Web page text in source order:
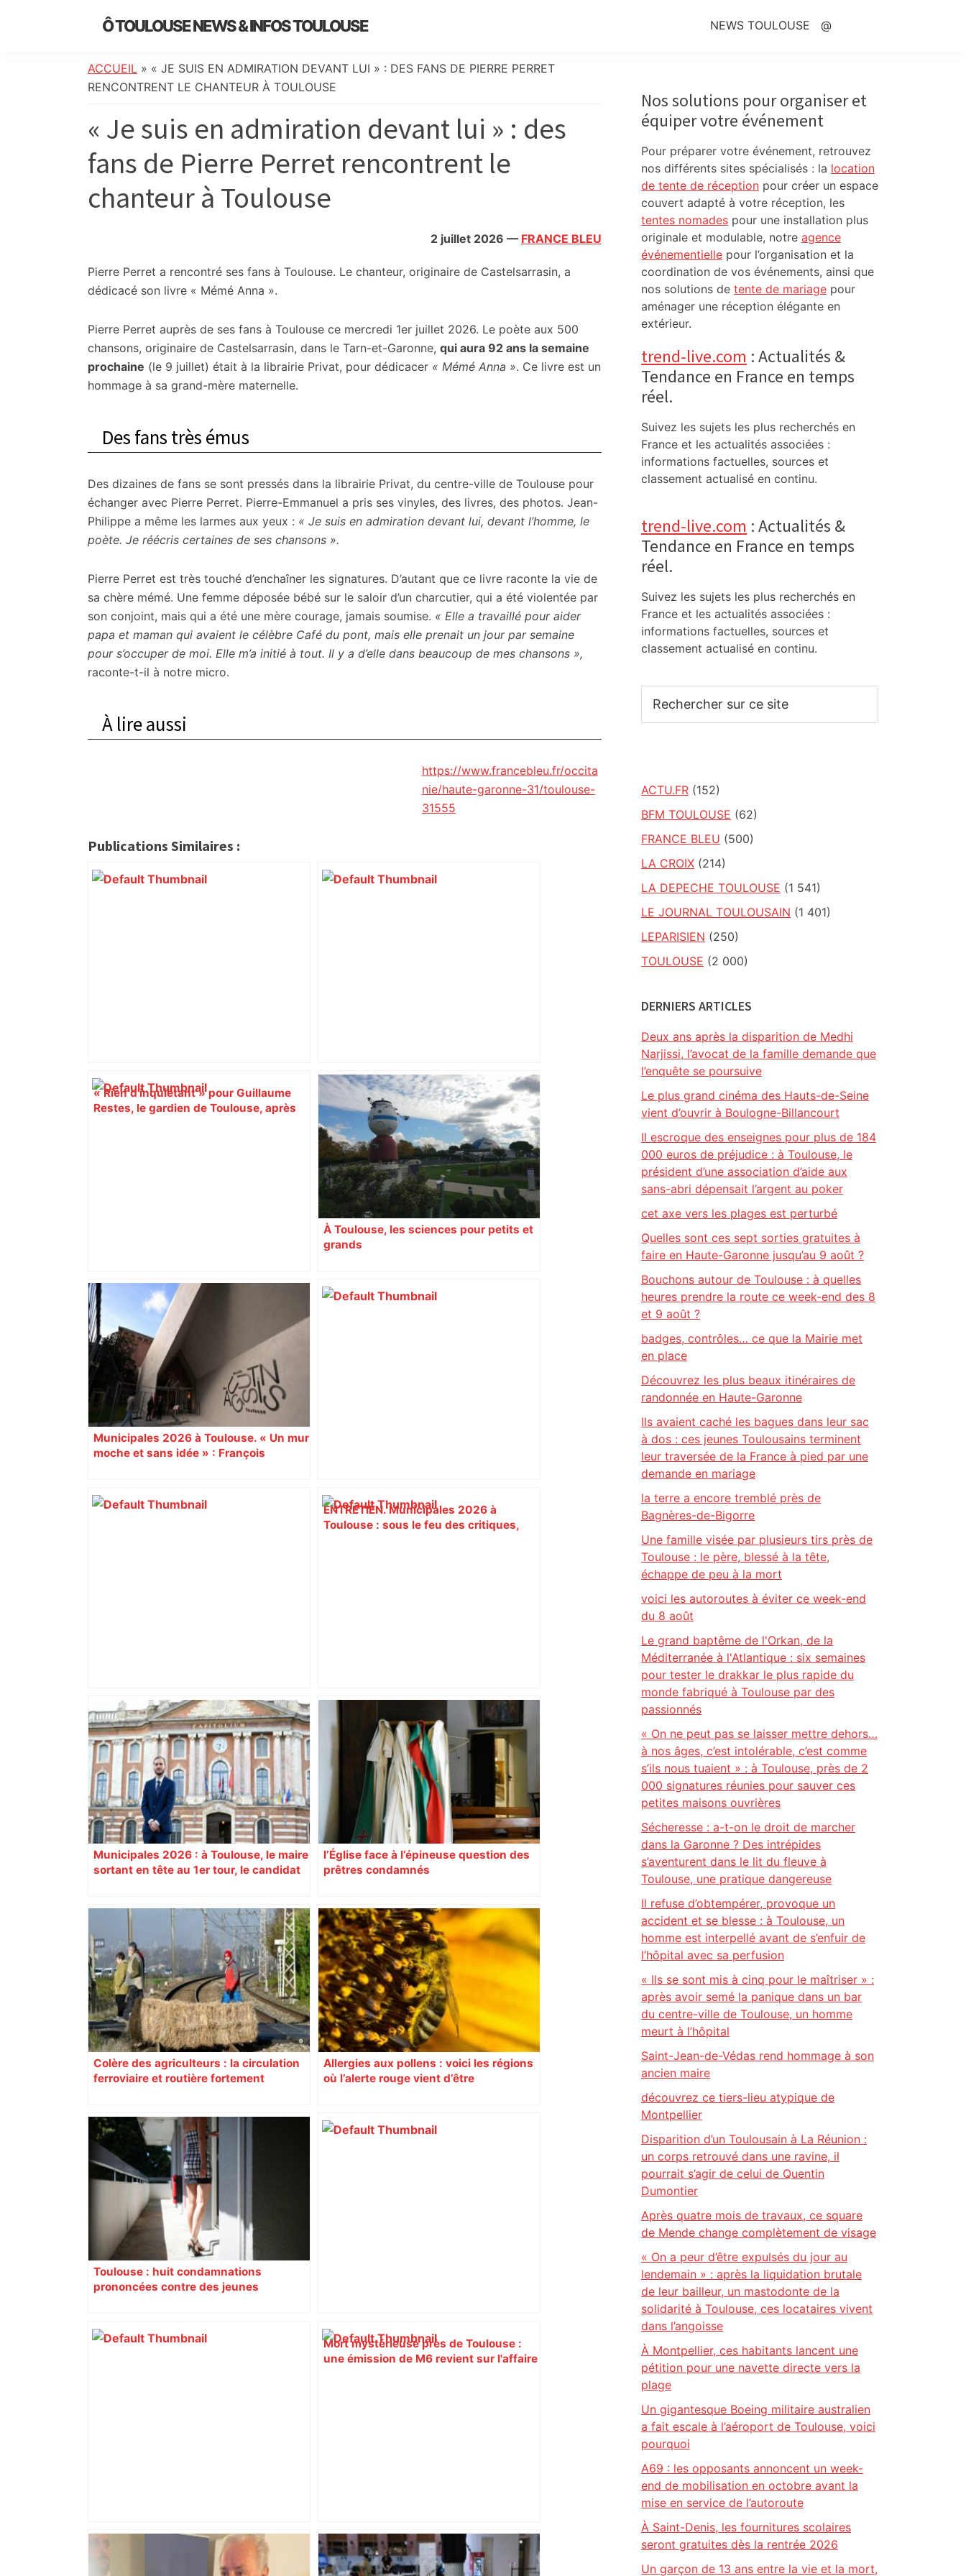
Ô TOULOUSE NEWS & INFOS TOULOUSE
de
l’actualité
info
locale,
société,
culture,
politique,
divers
et
citoyennes
NEWS TOULOUSE @
ACCUEIL » « JE SUIS EN ADMIRATION DEVANT LUI » : DES FANS DE PIERRE PERRET
RENCONTRENT LE CHANTEUR À TOULOUSE
« Je suis en admiration devant lui » : des
fans de Pierre Perret rencontrent le
chanteur à Toulouse
2 juillet 2026 — FRANCE BLEU
Pierre Perret a rencontré ses fans à Toulouse. Le chanteur, originaire de Castelsarrasin, a
dédicacé son livre « Mémé Anna ».
Pierre Perret auprès de ses fans à Toulouse ce mercredi 1er juillet 2026. Le poète aux 500
chansons, originaire de Castelsarrasin, dans le Tarn-et-Garonne, qui aura 92 ans la semaine
prochaine (le 9 juillet) était à la librairie Privat, pour dédicacer « Mémé Anna ». Ce livre est un
hommage à sa grand-mère maternelle.
Des fans très émus
Des dizaines de fans se sont pressés dans la librairie Privat, du centre-ville de Toulouse pour
échanger avec Pierre Perret. Pierre-Emmanuel a pris ses vinyles, des livres, des photos. Jean-
Philippe a même les larmes aux yeux : « Je suis en admiration devant lui, devant l’homme, le
poète. Je réécris certaines de ses chansons ».
Pierre Perret est très touché d’enchaîner les signatures. D’autant que ce livre raconte la vie de
sa chère mémé. Une femme déposée bébé sur le saloir d’un charcutier, qui a été violentée par
son conjoint, mais qui a été une mère courage, jamais soumise. « Elle a travaillé pour aider
papa et maman qui avaient le célèbre Café du pont, mais elle prenait un jour par semaine
pour s’occuper de moi. Elle m’a initié à tout. Il y a d’elle dans beaucoup de mes chansons »,
raconte-t-il à notre micro.
À lire aussi
https://www.francebleu.fr/occita
nie/haute-garonne-31/toulouse-
31555
Publications Similaires :
« Rien d'inquiétant » pour Guillaume
Restes, le gardien de Toulouse, après
Près de Toulouse : dans cette zone
économique, un axe majeur va être
fermé en fin de soirée, voici les
déviations – Actu.fr
"C'est la reprise des bouchons et c'est
horrible", plus de 17 km de
ralentissements autour de Toulouse ce
jeudi matin, on vous donne les
secteurs à éviter – ladepeche.fr
À Toulouse, les sciences pour petits et
grands
Municipales 2026 à Toulouse. « Un mur
moche et sans idée » : François
Augustins
ENTRETIEN. Municipales 2026 à
Toulouse : sous le feu des critiques,
"C’est l’une des plus fortes
fréquentations du circuit" : Toulouse
est-elle la capitale du poker amateur –
ladepeche.fr
Après la fusion avec la liste PS
Toulouse, le candidat LFI salue "une
dynamique qui nous oblige à la
responsabilité" – Franceinfo
Municipales 2026 : à Toulouse, le maire
sortant en tête au 1er tour, le candidat
l’Église face à l’épineuse question des
prêtres condamnés
Colère des agriculteurs : la circulation
ferroviaire et routière fortement
Allergies aux pollens : voici les régions
où l’alerte rouge vient d’être
Toulouse : huit condamnations
prononcées contre des jeunes
Mort mystérieuse près de Toulouse :
une émission de M6 revient sur l'affaire
Alliance PS/LFI à Toulouse : Marc
Sztulman claque la porte – RMC
Un homme de 39 ans déboule au
commissariat de Toulouse et s’accuse
Sidebar
Nos solutions pour organiser et
équiper votre événement
Pour préparer votre événement, retrouvez
nos différents sites spécialisés : la location
de tente de réception pour créer un espace
couvert adapté à votre réception, les
tentes nomades pour une installation plus
originale et modulable, notre agence
événementielle pour l’organisation et la
coordination de vos événements, ainsi que
nos solutions de tente de mariage pour
aménager une réception élégante en
extérieur.
trend-live.com : Actualités &
Tendance en France en temps
réel.
Suivez les sujets les plus recherchés en
France et les actualités associées :
informations factuelles, sources et
classement actualisé en continu.
trend-live.com : Actualités &
Tendance en France en temps
réel.
Suivez les sujets les plus recherchés en
France et les actualités associées :
informations factuelles, sources et
classement actualisé en continu.
sur
ACTU.FR (152)
BFM TOULOUSE (62)
FRANCE BLEU (500)
LA CROIX (214)
LA DEPECHE TOULOUSE (1 541)
LE JOURNAL TOULOUSAIN (1 401)
LEPARISIEN (250)
TOULOUSE (2 000)
DERNIERS ARTICLES
Deux ans après la disparition de Medhi
Narjissi, l’avocat de la famille demande que
l’enquête se poursuive
Le plus grand cinéma des Hauts-de-Seine
vient d’ouvrir à Boulogne-Billancourt
Il escroque des enseignes pour plus de 184
000 euros de préjudice : à Toulouse, le
président d’une association d’aide aux
sans-abri dépensait l’argent au poker
cet axe vers les plages est perturbé
Quelles sont ces sept sorties gratuites à
faire en Haute-Garonne jusqu’au 9 août ?
Bouchons autour de Toulouse : à quelles
heures prendre la route ce week-end des 8
et 9 août ?
badges, contrôles… ce que la Mairie met
en place
Découvrez les plus beaux itinéraires de
randonnée en Haute-Garonne
Ils avaient caché les bagues dans leur sac
à dos : ces jeunes Toulousains terminent
leur traversée de la France à pied par une
demande en mariage
la terre a encore tremblé près de
Bagnères-de-Bigorre
Une famille visée par plusieurs tirs près de
Toulouse : le père, blessé à la tête,
échappe de peu à la mort
voici les autoroutes à éviter ce week-end
du 8 août
Le grand baptême de l'Orkan, de la
Méditerranée à l'Atlantique : six semaines
pour tester le drakkar le plus rapide du
monde fabriqué à Toulouse par des
passionnés
« On ne peut pas se laisser mettre dehors…
à nos âges, c’est intolérable, c’est comme
s’ils nous tuaient » : à Toulouse, près de 2
000 signatures réunies pour sauver ces
petites maisons ouvrières
Sécheresse : a-t-on le droit de marcher
dans la Garonne ? Des intrépides
s’aventurent dans le lit du fleuve à
Toulouse, une pratique dangereuse
Il refuse d’obtempérer, provoque un
accident et se blesse : à Toulouse, un
homme est interpellé avant de s’enfuir de
l’hôpital avec sa perfusion
« Ils se sont mis à cinq pour le maîtriser » :
après avoir semé la panique dans un bar
du centre-ville de Toulouse, un homme
meurt à l’hôpital
Saint-Jean-de-Védas rend hommage à son
ancien maire
découvrez ce tiers-lieu atypique de
Montpellier
Disparition d’un Toulousain à La Réunion :
un corps retrouvé dans une ravine, il
pourrait s’agir de celui de Quentin
Dumontier
Après quatre mois de travaux, ce square
de Mende change complètement de visage
« On a peur d’être expulsés du jour au
lendemain » : après la liquidation brutale
de leur bailleur, un mastodonte de la
solidarité à Toulouse, ces locataires vivent
dans l’angoisse
À Montpellier, ces habitants lancent une
pétition pour une navette directe vers la
plage
Un gigantesque Boeing militaire australien
a fait escale à l’aéroport de Toulouse, voici
pourquoi
A69 : les opposants annoncent un week-
end de mobilisation en octobre avant la
mise en service de l’autoroute
À Saint-Denis, les fournitures scolaires
seront gratuites dès la rentrée 2026
Un garçon de 13 ans entre la vie et la mort,